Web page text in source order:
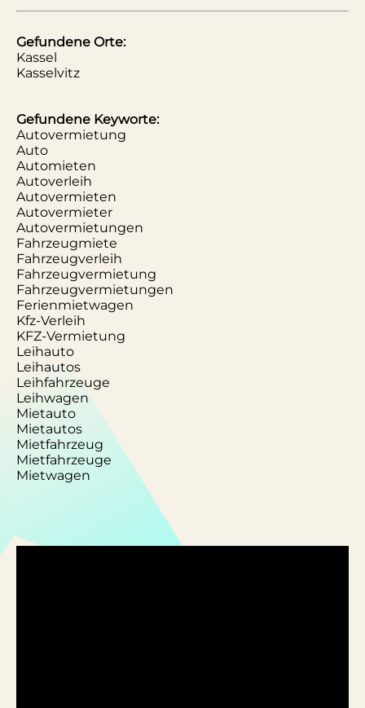
Gefundene Orte:
Kassel
Kasselvitz
Gefundene Keyworte:
Autovermietung
Auto
Automieten
Autoverleih
Autovermieten
Autovermieter
Autovermietungen
Fahrzeugmiete
Fahrzeugverleih
Fahrzeugvermietung
Fahrzeugvermietungen
Ferienmietwagen
Kfz-Verleih
KFZ-Vermietung
Leihauto
Leihautos
Leihfahrzeuge
Leihwagen
Mietauto
Mietautos
Mietfahrzeug
Mietfahrzeuge
Mietwagen